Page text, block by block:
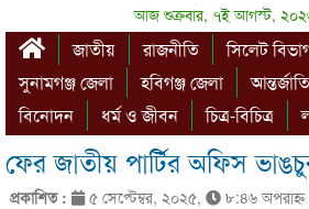
আজ শুক্রবার, ৭ই আগস্ট, ২০২৬
জাতীয় রাজনীতি সিলেট
সুনামগঞ্জ জেলা
হবিগঞ্জ জেলা
বিনোদন
ধর্ম ও জীবন চিত্র-বিচিত্র
ফের জাতীয় পার্টির অফিস
প্রকাশিত : ৫ সেপ্টেম্বর, ২০২৫, ৮:৪৬ অপরাহ্ণ